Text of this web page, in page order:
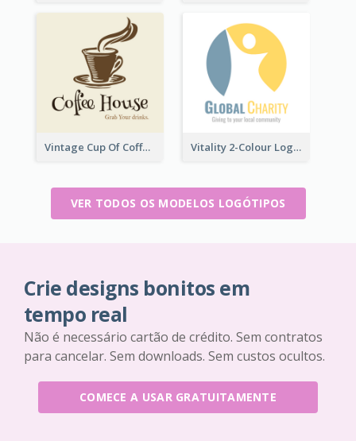
Vintage Cup Of Coffee Logo Vitality 2-Colour Logo Of Charity
VER TODOS OS MODELOS LOGÓTIPOS
Crie designs bonitos em
tempo real
Não é necessário cartão de crédito. Sem contratos
para cancelar. Sem downloads. Sem custos ocultos.
COMECE A USAR GRATUITAMENTE